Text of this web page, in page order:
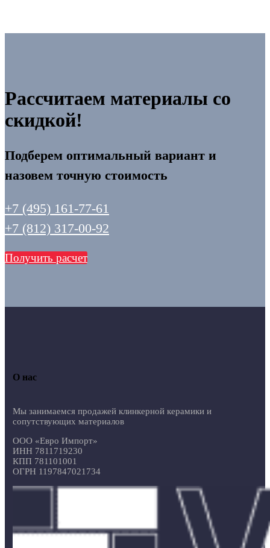
Рассчитаем материалы со
скидкой!
Подберем оптимальный вариант и
назовем точную стоимость
+7 (495) 161-77-61
+7 (812) 317-00-92
Получить расчет
О нас
Мы занимаемся продажей клинкерной керамики и
сопутствующих материалов
ООО «Евро Импорт»
ИНН 7811719230
КПП 781101001
ОГРН 1197847021734